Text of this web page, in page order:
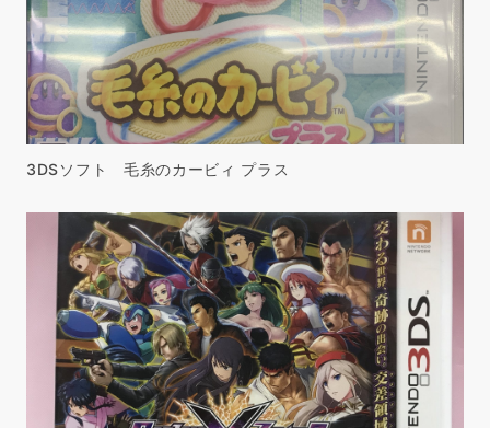
3DSソフト 毛糸のカービィ プラス